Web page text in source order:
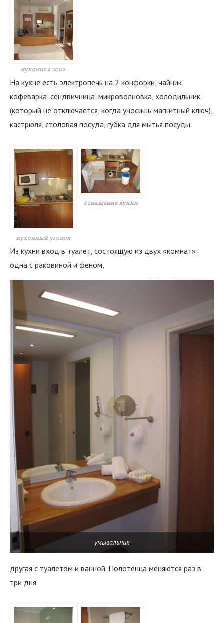
кухонная зона
На кухне есть электропечь на 2 конфорки, чайник,
кофеварка, сендвичница, микроволновка, холодильник
(который не отключается, когда уносишь магнитный ключ),
кастрюля, столовая посуда, губка для мытья посуды.
кухонный уголок
оснащение кухни
Из кухни вход в туалет, состоящую из двух «комнат»:
одна с раковиной и феном,
умывальник
другая с туалетом и ванной. Полотенца меняются раз в
три дня.